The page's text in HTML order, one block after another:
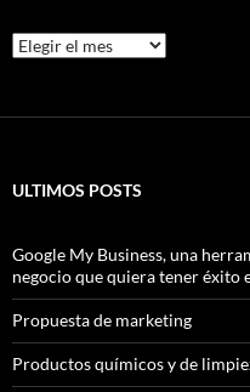
Archivos
ULTIMOS POSTS
Google My Business, una
negocio que quiera tener éxito
Propuesta de marketing
Productos químicos y de